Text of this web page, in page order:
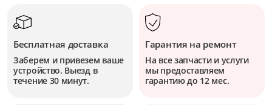
Бесплатная доставка
Заберем и привезем ваше
устройство. Выезд в
течение 30 минут.
Гарантия на ремонт
На все запчасти и услуги
мы предоставляем
гарантию до 12 мес.